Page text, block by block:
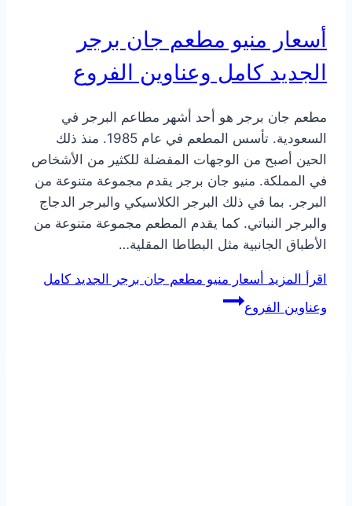
أسعار منيو مطعم جان برجر
الجديد كامل وعناوين الفروع
مطعم جان برجر هو أحد أشهر مطاعم البرجر في
السعودية. تأسس المطعم في عام 1985. منذ ذلك
الحين أصبح من الوجهات المفضلة للكثير من الأشخاص
في المملكة. منيو جان برجر يقدم مجموعة متنوعة من
البرجر. بما في ذلك البرجر الكلاسيكي والبرجر الدجاج
والبرجر النباتي. كما يقدم المطعم مجموعة متنوعة من
الأطباق الجانبية مثل البطاطا المقلية…
اقرأ المزيد أسعار منيو مطعم جان برجر الجديد كامل
وعناوين الفروع